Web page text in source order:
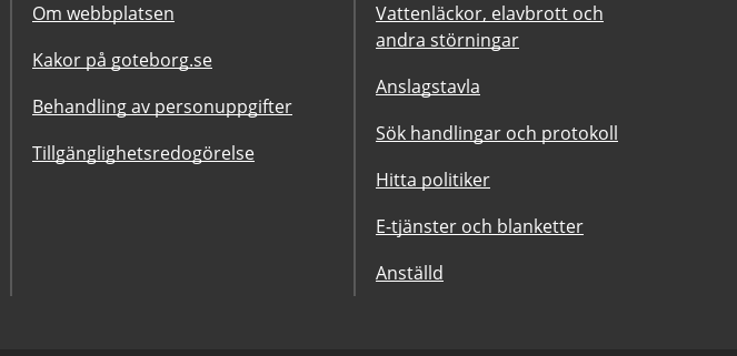
Om webbplatsen
Kakor på goteborg.se
Behandling av personuppgifter
Tillgänglighetsredogörelse
Vattenläckor, elavbrott och
andra störningar
Anslagstavla
Sök handlingar och protokoll
Hitta politiker
E-tjänster och blanketter
Anställd